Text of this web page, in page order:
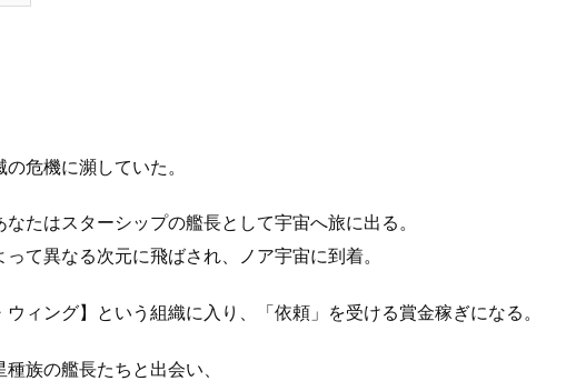
危機に瀕していた。
たはスターシップの艦長として宇宙へ旅に出る。
て異なる次元に飛ばされ、ノア宇宙に到着。
ィング】という組織に入り、「依頼」を受ける賞金稼ぎになる。
族の艦長たちと出会い、